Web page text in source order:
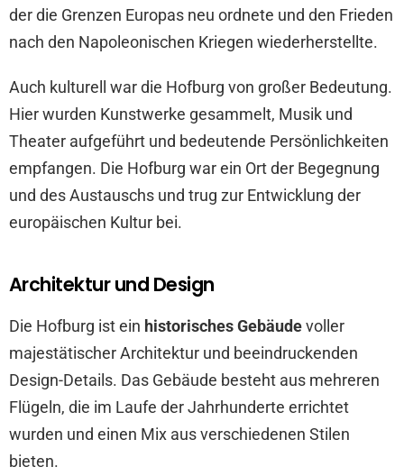
der die Grenzen Europas neu ordnete und den Frieden
nach den Napoleonischen Kriegen wiederherstellte.
Auch kulturell war die Hofburg von großer Bedeutung.
Hier wurden Kunstwerke gesammelt, Musik und
Theater aufgeführt und bedeutende Persönlichkeiten
empfangen. Die Hofburg war ein Ort der Begegnung
und des Austauschs und trug zur Entwicklung der
europäischen Kultur bei.
Architektur und Design
Die Hofburg ist ein historisches Gebäudevoller
majestätischer Architektur und beeindruckenden
Design-Details. Das Gebäude besteht aus mehreren
Flügeln, die im Laufe der Jahrhunderte errichtet
wurden und einen Mix aus verschiedenen Stilen
bieten.